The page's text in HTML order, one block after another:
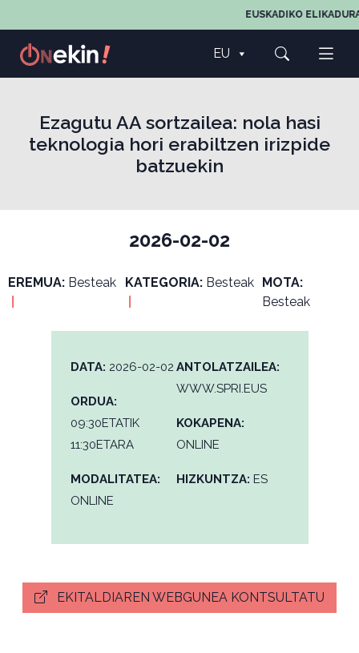
EUSKADIKO
EU
Ezagutu AA sortzailea: nola hasi
teknologia hori erabiltzen irizpide
batzuekin
2026-02-02
EREMUA: Besteak
KATEGORIA: Besteak MOTA:
Besteak
DATA: 2026-02-02
ORDUA:
09:30ETATIK
11:30ETARA
MODALITATEA:
ONLINE
ANTOLATZAILEA:
WWW.SPRI.EUS
KOKAPENA:
ONLINE
HIZKUNTZA: ES
EKITALDIAREN WEBGUNEA KONTSULTATU